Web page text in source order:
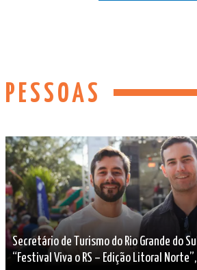
PESSOAS
Secretário de Turismo do Rio Grande do
“Festival Viva o RS – Edição Litoral